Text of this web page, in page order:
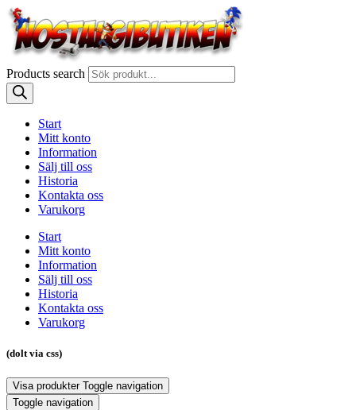
Products search
Start
Mitt konto
Information
Sälj till oss
Historia
Kontakta oss
Varukorg
Start
Mitt konto
Information
Sälj till oss
Historia
Kontakta oss
Varukorg
(dolt via css)
Visa produkter Toggle navigation
Toggle navigation